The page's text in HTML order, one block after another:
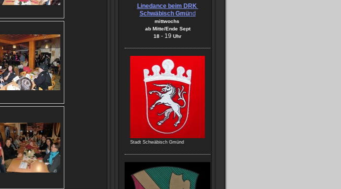
Linedance beim DRK
Schwäbisch Gmünd
mittwochs
ab Mitte/Ende Sept
18 - 19 Uhr
Stadt Schwäbisch Gmünd